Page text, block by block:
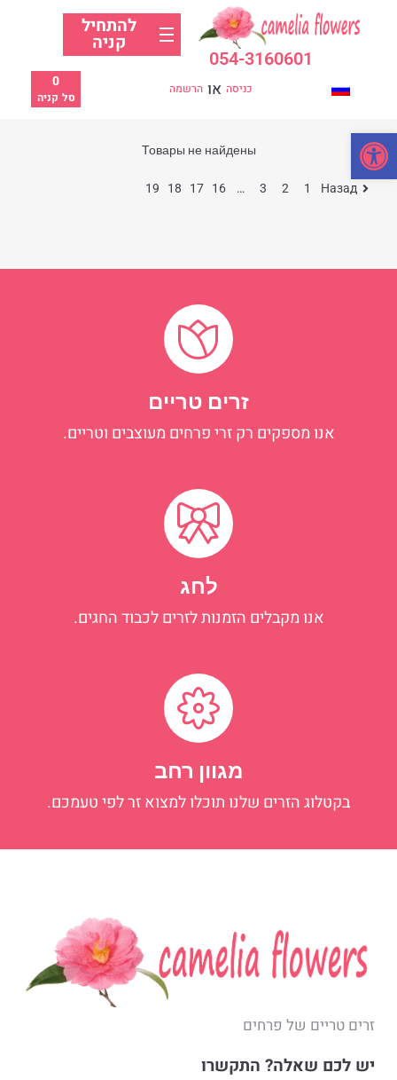
פתח סרגל נגישות
054-3160601
להתחיל
קניה
כניסה או הרשמה
סל קניה
0
Товары не найдены
Назад
1
2
3
…
16
17
18
19
זרים טריים
אנו מספקים רק זרי פרחים מעוצבים וטריים.
לחג
אנו מקבלים הזמנות לזרים לכבוד החגים.
מגוון רחב
בקטלוג הזרים שלנו תוכלו למצוא זר לפי טעמכם.
זרים טריים של פרחים
יש לכם שאלה? התקשרו